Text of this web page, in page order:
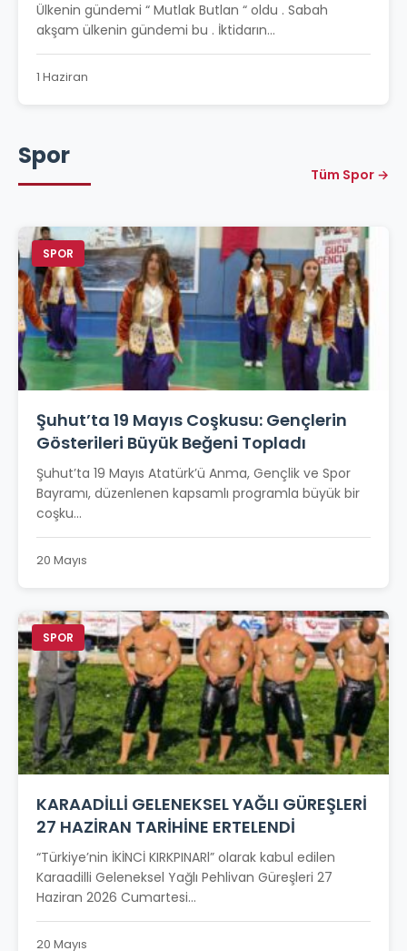
Ülkenin gündemi “ Mutlak Butlan “ oldu . Sabah
akşam ülkenin gündemi bu . İktidarın...
1 Haziran
Spor
Tüm Spor →
SPOR
Şuhut’ta 19 Mayıs Coşkusu: Gençlerin
Gösterileri Büyük Beğeni Topladı
Şuhut’ta 19 Mayıs Atatürk’ü Anma, Gençlik ve Spor
Bayramı, düzenlenen kapsamlı programla büyük bir
coşku...
20 Mayıs
SPOR
KARAADİLLİ GELENEKSEL YAĞLI GÜREŞLERİ
27 HAZİRAN TARİHİNE ERTELENDİ
“Türkiye’nin İKİNCİ KIRKPINARl” olarak kabul edilen
Karaadilli Geleneksel Yağlı Pehlivan Güreşleri 27
Haziran 2026 Cumartesi...
20 Mayıs